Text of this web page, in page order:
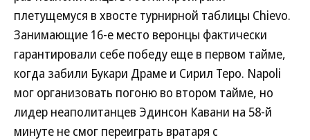
плетущемуся в хвосте турнирной таблицы Chievo.
Занимающие 16-е место веронцы фактически
гарантировали себе победу еще в первом тайме,
когда забили Букари Драме и Сирил Теро. Napoli
мог организовать погоню во втором тайме, но
лидер неаполитанцев Эдинсон Кавани на 58-й
минуте не смог переиграть вратаря с